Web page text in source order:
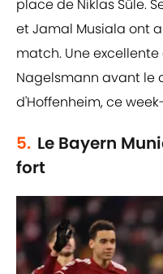
place de Niklas Süle.
et Jamal Musiala ont
match. Une
Nagelsmann avant
d'Hoffenheim, ce
5. Le Bayern
fort